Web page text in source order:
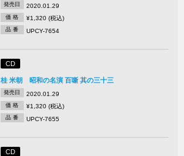
発売日 2020.01.29
価 格 ¥1,320 (税込)
品 番 UPCY-7654
CD
桂 米朝 昭和の名演 百噺 其の三十三
発売日 2020.01.29
価 格 ¥1,320 (税込)
品 番 UPCY-7655
CD